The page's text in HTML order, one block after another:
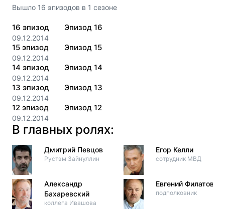
Вышло 16 эпизодов в 1 сезоне
16 эпизод
09.12.2014
Эпизод 16
15 эпизод
09.12.2014
Эпизод 15
14 эпизод
09.12.2014
Эпизод 14
13 эпизод
09.12.2014
Эпизод 13
12 эпизод
09.12.2014
Эпизод 12
В главных ролях:
Дмитрий Певцов
Рустэм Зайнуллин
Александр
Бахаревский
коллега Ивашова
Егор Келли
сотрудник МВД
Евгений Филатов
подполковник